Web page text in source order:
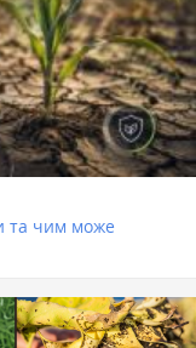
та чим може